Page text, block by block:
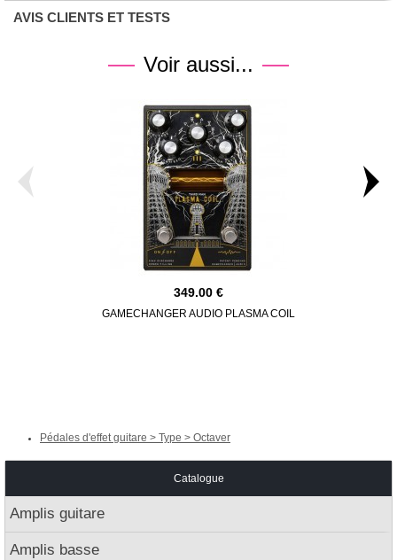
AVIS CLIENTS ET TESTS
Voir aussi...
349.00
GAMECHANGER AUDIO PLASMA COIL
Pédales d'effet guitare > Type > Octaver
Catalogue
Amplis guitare
Amplis basse